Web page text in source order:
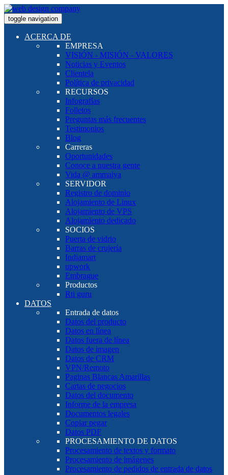
toggle navigation
ACERCA DE
EMPRESA
VISIÓN - MISIÓN - VALORES
Noticias y Eventos
Clientela
Política de privacidad
RECURSOS
Infografías
Folletos
Preguntas más frecuentes
Testimonios
Blog
Carreras
Oportunidades
Conoce a nuestra gente
Vida @ ammaiya
SERVIDOR
Registro de dominio
Alojamiento de Linux
Alojamiento de VPS
Alojamiento dedicado
SOCIOS
Puerta de vidrio
Barras de crujería
Indiamart
upwork
Embrague
Productos
Rti guru
DATOS
Entrada de datos
Datos del producto
Datos en línea
Datos fuera de línea
Datos de imagen
Datos de CRM
VPN/Remoto
Paginas Blancas Amarillas
Cartas de negocios
Datos del documento
Informe de la empresa
Documentos legales
Copiar pegar
Datos PDF
PROCESAMIENTO DE DATOS
Procesamiento de textos y formato
Procesamiento de imágenes
Procesamiento de pedidos de entrada de datos